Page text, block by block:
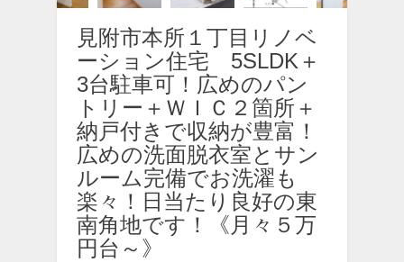
見附市本所１丁目リノベ
ーション住宅 5SLDK＋
3台駐車可！広めのパン
トリー＋ＷＩＣ２箇所＋
納戸付きで収納が豊富！
広めの洗面脱衣室とサン
ルーム完備でお洗濯も
楽々！日当たり良好の東
南角地です！《月々５万
円台～》